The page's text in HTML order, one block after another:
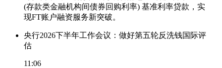
(存款类金融机构间债券回购利率) 基准利率贷款，实
现FT账户融资服务新突破。
央行2026下半年工作会议：做好第五轮反洗钱国际评
估
11:06